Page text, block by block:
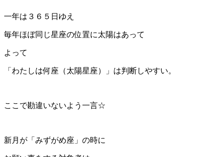
一年は３６５日ゆえ
毎年ほぼ同じ星座の位置に太陽はあって
よって
「わたしは何座（太陽星座）」は判断しやすい。
ここで勘違いないよう一言☆
新月が「みずがめ座」の時に